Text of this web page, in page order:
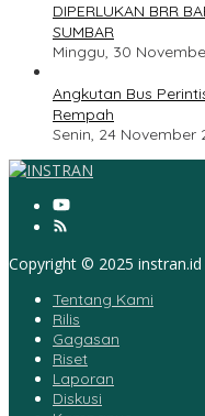
DIPERLUKAN BRR
SUMBAR
Minggu, 30
Angkutan Bus
Rempah
Senin, 24 November
Copyright © 2025 instran.id
Tentang Kami
Rilis
Gagasan
Riset
Laporan
Diskusi